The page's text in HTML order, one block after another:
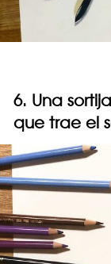
6. Una
que trae el